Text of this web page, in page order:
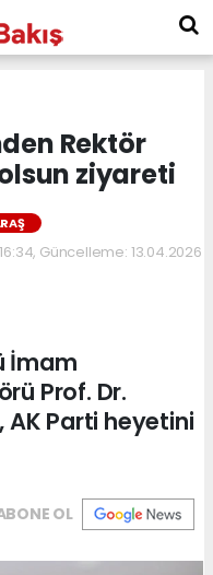
Rektör
ziyareti
Güncelleme: 13.04.2026
İmam
Prof. Dr.
AK Parti heyetini
OL